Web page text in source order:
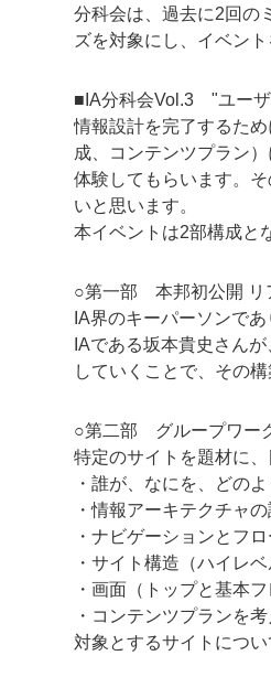
分科会は、過去に2回の
ズを対象にし、イベント
■IA分科会Vol.3 "ユーザ
情報設計を完了するた
成、コンテンツプラン
体験してもらいます。
いと思います。
本イベントは2部構成と
○第一部 本邦初公開 リ
IA界のキーパーソンで
IAである坂本貴史さん
していくことで、その
○第二部 グループワー
特定のサイトを題材に
・誰が、なにを、どのよ
・情報アーキテクチャ
・ナビゲーションとフ
・サイト構造（ハイレ
・画面（トップと基本
・コンテンツプランを考
対象とするサイトにつ